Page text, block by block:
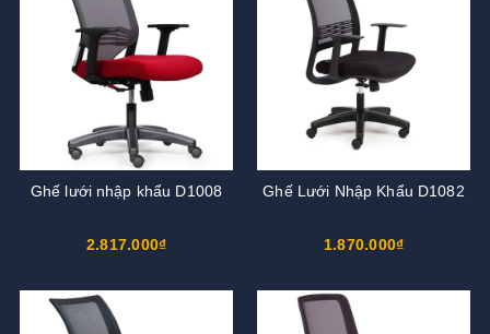
Ghế lưới nhập khẩu D1008
2.817.000₫
Ghế Lưới Nhập Khẩu D1082
1.870.000₫